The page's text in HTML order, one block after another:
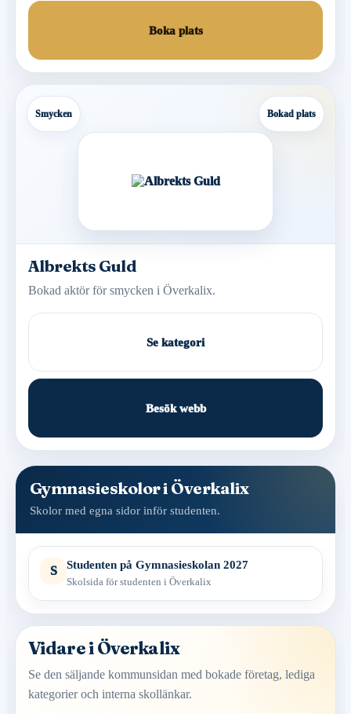
Boka plats
Smycken Bokad plats
Albrekts Guld
Bokad aktör för smycken i Överkalix.
Se kategori
Besök webb
Gymnasieskolor i Överkalix
Skolor med egna sidor inför studenten.
S Studenten på Gymnasieskolan 2027
Skolsida för studenten i Överkalix
Vidare i Överkalix
Se den säljande kommunsidan med bokade företag, lediga
kategorier och interna skollänkar.